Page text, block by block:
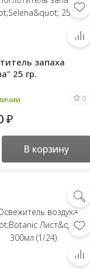
запаха
25 гр.
0
₽
В корзину